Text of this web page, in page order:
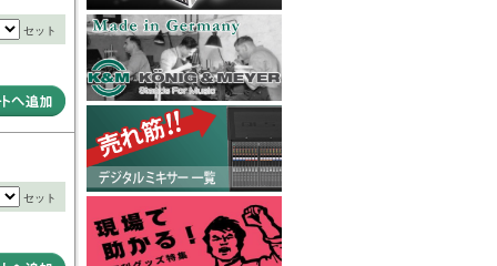
セット
セット